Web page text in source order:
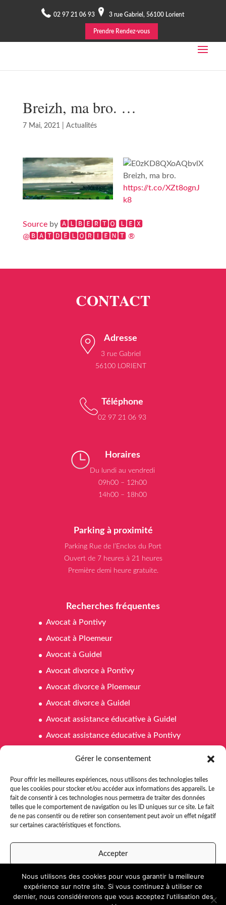
Gérer le consentement
Pour offrir les meilleures expériences, nous utilisons des technologies telles
que les cookies pour stocker et/ou accéder aux informations des appareils. Le
fait de consentir à ces technologies nous permettra de traiter des données
telles que le comportement de navigation ou les ID uniques sur ce site. Le fait
de ne pas consentir ou de retirer son consentement peut avoir un effet négatif
sur certaines caractéristiques et fonctions.
Accepter
Refuser
Voir les préférences
02 97 21 06 93 3 rue Gabriel, 56100 Lorient
Prendre Rendez-vous
Breizh, ma bro. …
7 Mai, 2021 Actualités
Breizh, ma bro.
https://t.co/XZt8ognJ
k8
Sourceby 🅰🅻🅱🅴🆁🆃🅾 🅻🅴🆇
@🅱🅰🆃🅳🅴🅻🅾🆁🅸🅴🅽🆃 ®
Adresse
3 rue Gabriel
56100 LORIENT
Téléphone
02 97 21 06 93
Horaires
Du lundi au vendredi
09h00 – 12h00
14h00 – 18h00
Parking à proximité
Parking Rue de l’Enclos du Port
Ouvert de 7 heures à 21 heures
Première demi heure gratuite.
Recherches fréquentes
Avocat à Pontivy
Avocat à Ploemeur
Avocat à Guidel
Avocat divorce à Pontivy
Avocat divorce à Ploemeur
Avocat divorce à Guidel
Avocat assistance éducative à Guidel
Avocat assistance éducative à Pontivy
Avocat affaires familiales à Ploemeur
Avocat affaires familiales à Guidel
Avocat aide juridictionnelle Pontivy
Nous utilisons des cookies pour vous garantir la meilleure
expérience sur notre site. Si vous continuez à utiliser ce
dernier, nous considérerons que vous acceptez l'utilisation des